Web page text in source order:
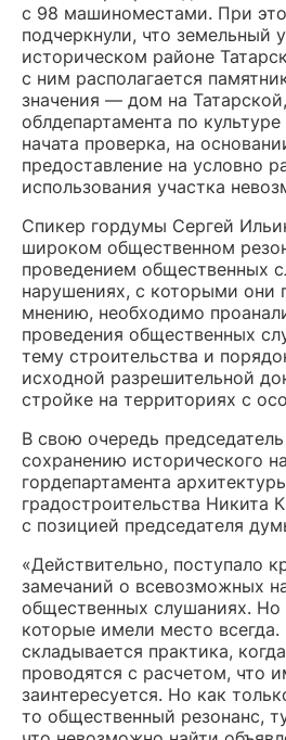
с 98 машиноместами. При
подчеркнули, что земельный
историческом районе
с ним располагается
значения — дом на
облдепартамента по
начата проверка, на
предоставление на условно
использования участка
Спикер гордумы Сергей
широком общественном
проведением общественных
нарушениях, с которыми они
мнению, необходимо
проведения общественных
тему строительства и
исходной разрешительной
стройке на территориях с
В свою очередь
сохранению исторического
гордепартамента
градостроительства Никита
с позицией председателя
«Действительно, поступало
замечаний о всевозможных
общественных слушаниях. Но
которые имели место всегда.
складывается практика,
проводятся с расчетом, что
заинтересуется. Но как
то общественный резонанс,